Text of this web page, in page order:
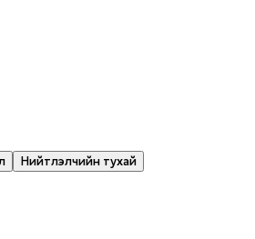
Нийтлэлчийн тухай